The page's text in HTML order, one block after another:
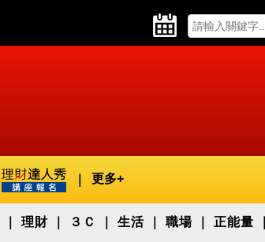
更多+
理財 ３Ｃ 生活 職場 正能量